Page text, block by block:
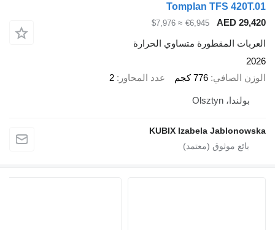
Tomplan TFS 420T.01
AED 29,420
€6,945
≈ $7,976
العربات المقطورة متساوي الحرارة
2026
الوزن الصافي 776 كجم عدد المحاور 2
بولندا، Olsztyn
KUBIX Izabela Jablonowska